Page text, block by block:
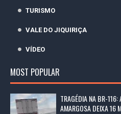
TURISMO
VALE DO JIQUIRIÇA
VÍDEO
MOST POPULAR
TRAGÉDIA NA BR-116:
AMARGOSA DEIXA 16